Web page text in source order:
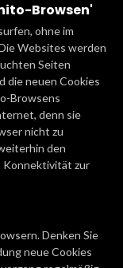
Browsen'
ohne im
Websites werden
Seiten
die neuen Cookies
Browsens
denn sie
nicht zu
den
Konnektivität zur
Denken Sie
neue Cookies